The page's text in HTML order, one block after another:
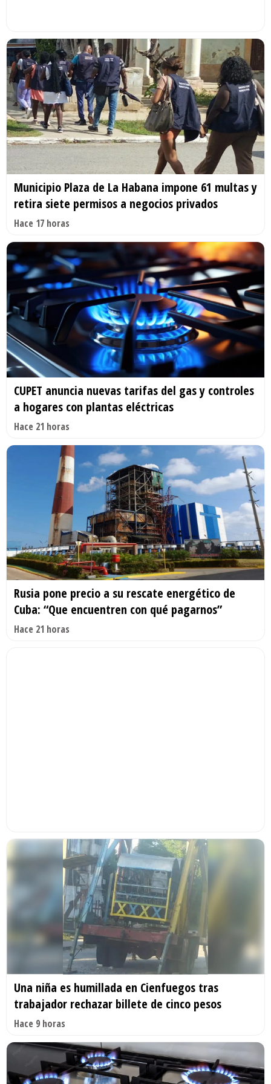
Municipio Plaza de La Habana impone 61 multas y
retira siete permisos a negocios privados
Hace 17 horas
CUPET anuncia nuevas tarifas del gas y controles
a hogares con plantas eléctricas
Hace 21 horas
Rusia pone precio a su rescate energético de
Cuba: “Que encuentren con qué pagarnos”
Hace 21 horas
Una niña es humillada en Cienfuegos tras
trabajador rechazar billete de cinco pesos
Hace 9 horas